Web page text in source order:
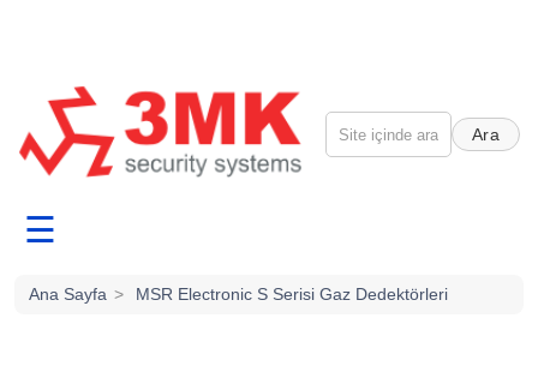
Ara
☰
Ana Sayfa > MSR Electronic S Serisi Gaz Dedektörleri